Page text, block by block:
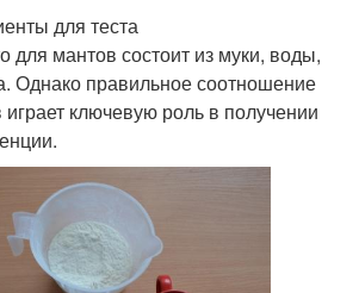
для теста
для мантов состоит из муки, воды,
Однако правильное соотношение
играет ключевую роль в получении